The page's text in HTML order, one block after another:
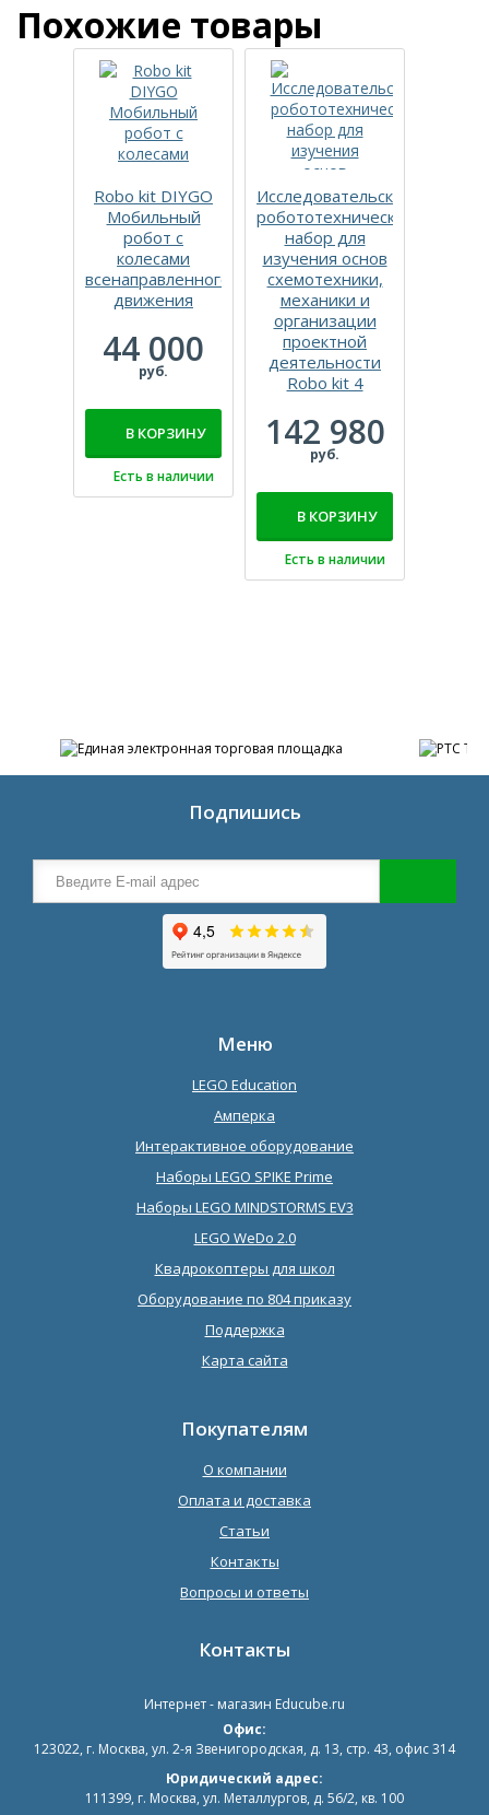
Похожие товары
Robo kit DIYGO
Мобильный
робот с
колесами
всенаправленного
движения
44 000
руб.
В КОРЗИНУ
Есть в наличии
Исследовательский
робототехнический
набор для
изучения основ
схемотехники,
механики и
организации
проектной
деятельности
Robo kit 4
142 980
руб.
В КОРЗИНУ
Есть в наличии
Подпишись
Меню
LEGO Education
Амперка
Интерактивное оборудование
Наборы LEGO SPIKE Prime
Наборы LEGO MINDSTORMS EV3
LEGO WeDo 2.0
Квадрокоптеры для школ
Оборудование по 804 приказу
Поддержка
Карта сайта
Покупателям
О компании
Оплата и доставка
Статьи
Контакты
Вопросы и ответы
Контакты
Интернет - магазин Educube.ru
Офис:
123022, г. Москва, ул. 2-я Звенигородская, д. 13, стр. 43, офис 314
Юридический адрес:
111399, г. Москва, ул. Металлургов, д. 56/2, кв. 100